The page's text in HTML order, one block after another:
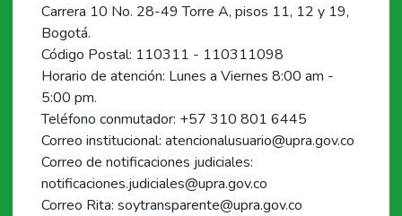
Carrera 10 No. 28-49 Torre A, pisos 11, 12 y 19,
Bogotá.
Código Postal: 110311 - 110311098
Horario de atención: Lunes a Viernes 8:00 am -
5:00 pm.
Teléfono conmutador: +57 310 801 6445
Correo institucional: atencionalusuario@upra.gov.co
Correo de notificaciones judiciales:
notificaciones.judiciales@upra.gov.co
Correo Rita: soytransparente@upra.gov.co